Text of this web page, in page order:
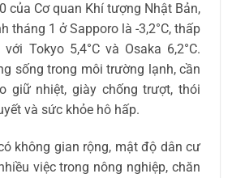
của Cơ quan Khí tượng Nhật Bản,
tháng 1 ở Sapporo là -3,2°C, thấp
Tokyo 5,4°C và Osaka 6,2°C.
sống trong môi trường lạnh, cần
giữ nhiệt, giày chống trượt, thói
và sức khỏe hô hấp.
không gian rộng, mật độ dân cư
việc trong nông nghiệp, chăn